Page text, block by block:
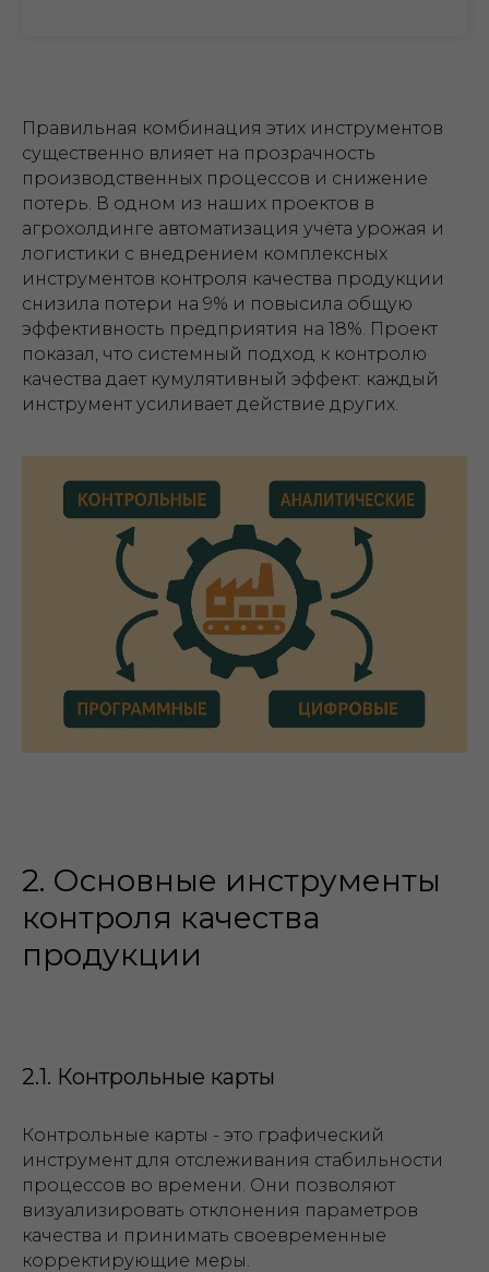
Правильная комбинация этих инструментов
существенно влияет на прозрачность
производственных процессов и снижение
потерь. В одном из наших проектов в
агрохолдинге автоматизация учёта урожая и
логистики с внедрением комплексных
инструментов контроля качества продукции
снизила потери на 9% и повысила общую
эффективность предприятия на 18%. Проект
показал, что системный подход к контролю
качества дает кумулятивный эффект: каждый
инструмент усиливает действие других.
2. Основные инструменты
контроля качества
продукции
2.1. Контрольные карты
Контрольные карты - это графический
инструмент для отслеживания стабильности
процессов во времени. Они позволяют
визуализировать отклонения параметров
качества и принимать своевременные
корректирующие меры.